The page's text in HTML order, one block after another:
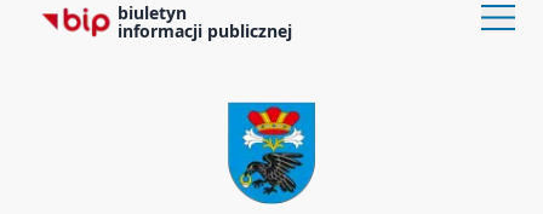
biuletyn
informacji publicznej